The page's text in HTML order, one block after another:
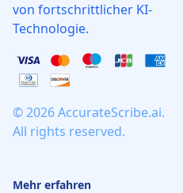
von fortschrittlicher KI-
Technologie.
© 2026 AccurateScribe.ai.
All rights reserved.
Mehr erfahren